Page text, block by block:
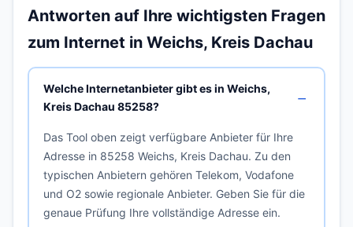
Antworten auf Ihre wichtigsten Fragen
zum Internet in Weichs, Kreis Dachau
Welche Internetanbieter gibt es in Weichs,
Kreis Dachau 85258?
Das Tool oben zeigt verfügbare Anbieter für Ihre
Adresse in 85258 Weichs, Kreis Dachau. Zu den
typischen Anbietern gehören Telekom, Vodafone
und O2 sowie regionale Anbieter. Geben Sie für die
genaue Prüfung Ihre vollständige Adresse ein.